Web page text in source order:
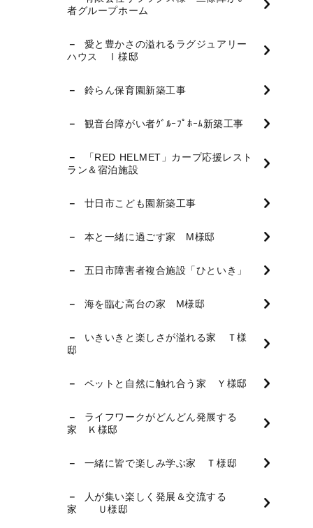
者グループホーム
愛と豊かさの溢れるラグジュアリー
ハウス Ⅰ様邸
鈴らん保育園新築工事
観音台障がい者ｸﾞﾙｰﾌﾟﾎｰﾑ新築工事
「RED HELMET」カープ応援レスト
ラン＆宿泊施設
廿日市こども園新築工事
本と一緒に過ごす家 M様邸
五日市障害者複合施設「ひといき」
海を臨む高台の家 M様邸
いきいきと楽しさが溢れる家 Ｔ様
邸
ペットと自然に触れ合う家 Ｙ様邸
ライフワークがどんどん発展する
家 Ｋ様邸
一緒に皆で楽しみ学ぶ家 Ｔ様邸
人が集い楽しく発展＆交流する
家 Ｕ様邸